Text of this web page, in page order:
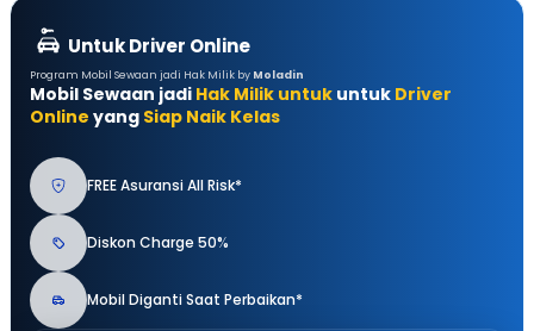
Untuk Driver Online
Program Mobil Sewaan jadi Hak Milik by Moladin
Mobil Sewaan jadi Hak Milik untuk untuk Driver
Online yang Siap Naik Kelas
FREE Asuransi All Risk*
Diskon Charge 50%
Mobil Diganti Saat Perbaikan*